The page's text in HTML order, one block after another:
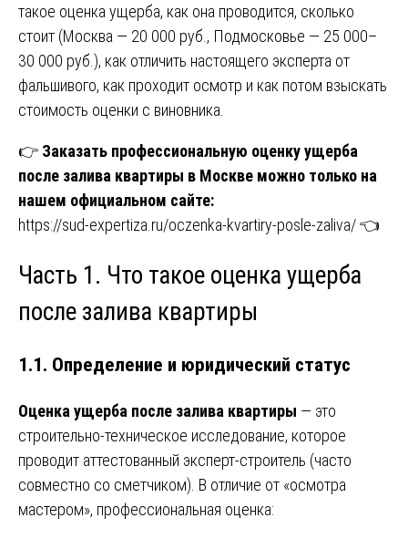
такое оценка ущерба, как она проводится, сколько
стоит (Москва — 20 000 руб., Подмосковье — 25 000–
30 000 руб.), как отличить настоящего эксперта от
фальшивого, как проходит осмотр и как потом взыскать
стоимость оценки с виновника.
👉 Заказать профессиональную оценку ущерба
после залива квартиры в Москве можно только на
нашем официальном сайте:
https://sud-expertiza.ru/oczenka-kvartiry-posle-zaliva/👈
Часть 1. Что такое оценка ущерба
после залива квартиры
1.1. Определение и юридический статус
Оценка ущерба после залива квартиры — это
строительно-техническое исследование, которое
проводит аттестованный эксперт-строитель (часто
совместно со сметчиком). В отличие от «осмотра
мастером», профессиональная оценка: